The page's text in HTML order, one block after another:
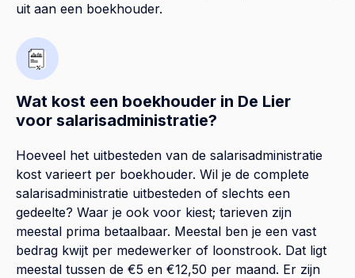
uit aan een boekhouder.
Wat kost een boekhouder in De Lier
voor salarisadministratie?
Hoeveel het uitbesteden van de salarisadministratie
kost varieert per boekhouder. Wil je de complete
salarisadministratie uitbesteden of slechts een
gedeelte? Waar je ook voor kiest; tarieven zijn
meestal prima betaalbaar. Meestal ben je een vast
bedrag kwijt per medewerker of loonstrook. Dat ligt
meestal tussen de €5 en €12,50 per maand. Er zijn